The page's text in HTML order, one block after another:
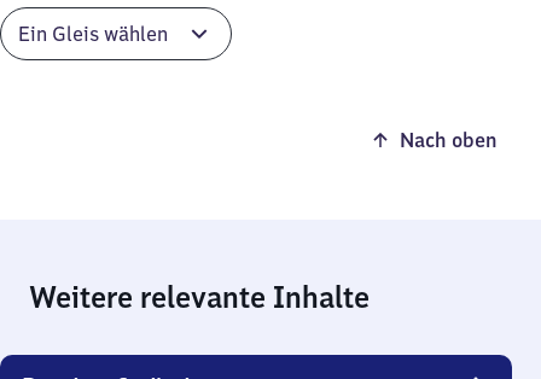
Nach oben
Weitere relevante Inhalte